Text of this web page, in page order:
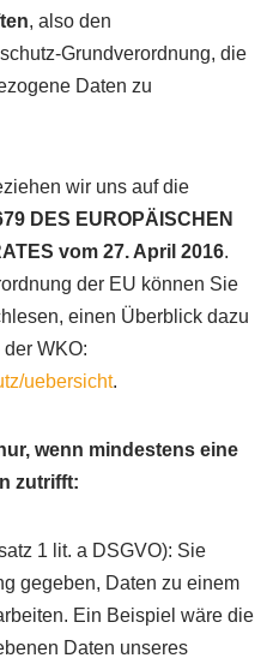
, also den
Grundverordnung, die
Daten zu
wir uns auf die
DES EUROPÄISCHEN
vom 27. April 2016.
der EU können Sie
einen Überblick dazu
WKO:
uebersicht.
wenn mindestens eine
zutrifft:
1 lit. a DSGVO): Sie
gegeben, Daten zu einem
Ein Beispiel wäre die
Daten unseres